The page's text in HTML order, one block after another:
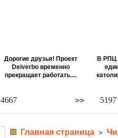
Дорогие друзья! Проект
Deiverbo временно
прекращает работать....
>>
4667
В РПЦ
5197
Главная страница >